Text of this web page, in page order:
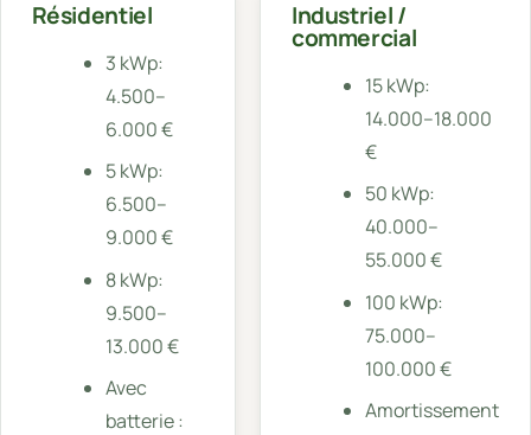
Résidentiel
3 kWp:
4.500–
6.000 €
5 kWp:
6.500–
9.000 €
8 kWp:
9.500–
13.000 €
Avec
batterie :
Industriel /
commercial
15 kWp:
14.000–18.000
€
50 kWp:
40.000–
55.000 €
100 kWp:
75.000–
100.000 €
Amortissement